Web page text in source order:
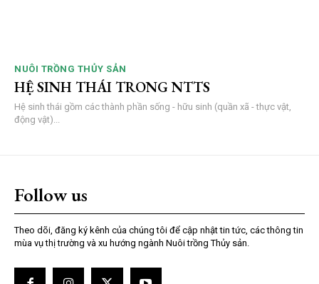
NUÔI TRỒNG THỦY SẢN
HỆ SINH THÁI TRONG NTTS
Hệ sinh thái gồm các thành phần sống - hữu sinh (quần xã - thực vật,
động vật)...
Follow us
Theo dõi, đăng ký kênh của chúng tôi để cập nhật tin tức, các thông tin
mùa vụ thị trường và xu hướng ngành Nuôi trồng Thủy sản.